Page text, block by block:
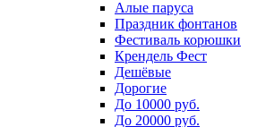
Алые паруса
Праздник фонтанов
Фестиваль корюшки
Крендель Фест
Дешёвые
Дорогие
До 10000 руб.
До 20000 руб.